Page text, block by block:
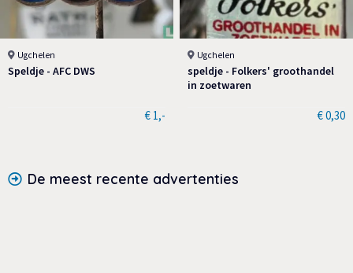
Ugchelen
Speldje - AFC DWS
€ 1,-
Ugchelen
speldje - Folkers' groothandel
in zoetwaren
€ 0,30
De meest recente advertenties